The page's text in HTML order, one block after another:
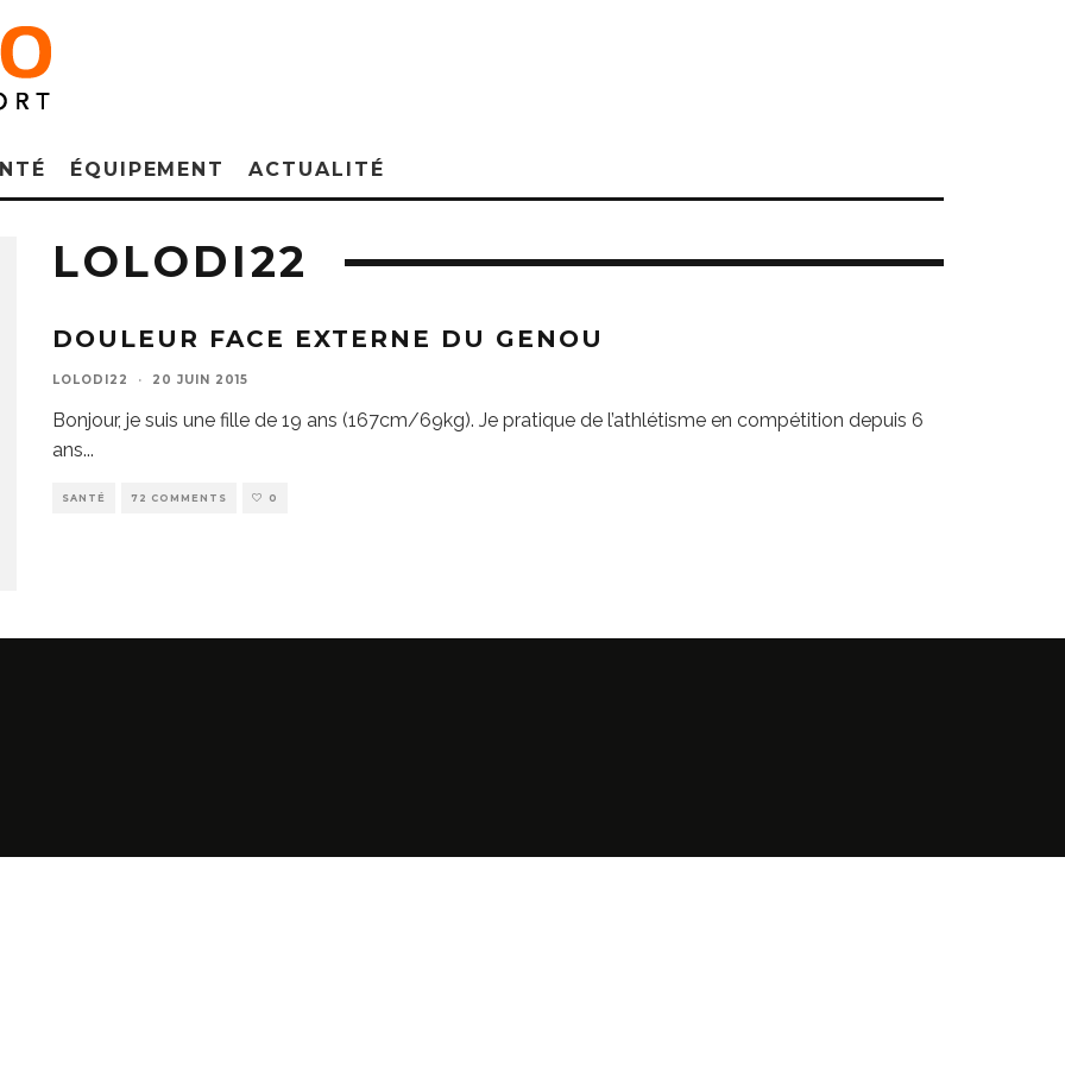
ÉQUIPEMENT ACTUALITÉ
LOLODI22
DOULEUR FACE EXTERNE DU GENOU
LOLODI22 · 20 JUIN 2015
Bonjour, je suis une fille de 19 ans (167cm/69kg). Je pratique de l’athlétisme en compétition depuis 6
ans...
SANTÉ 72 COMMENTS 0